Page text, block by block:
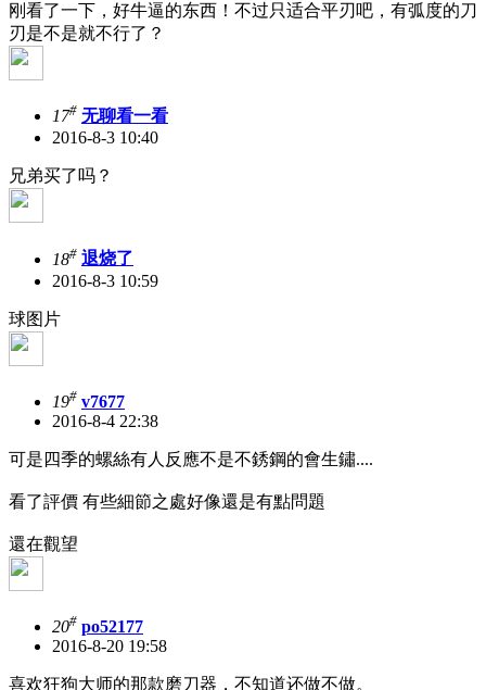
刚看了一下，好牛逼的东西！不过只适合平刃吧，有弧度的刀
刃是不是就不行了？
17# 无聊看一看
2016-8-3 10:40
兄弟买了吗？
18# 退烧了
2016-8-3 10:59
球图片
19# v7677
2016-8-4 22:38
可是四季的螺絲有人反應不是不銹鋼的會生鏽....
看了評價 有些細節之處好像還是有點問題
還在觀望
20# po52177
2016-8-20 19:58
喜欢狂狗大师的那款磨刀器，不知道还做不做。